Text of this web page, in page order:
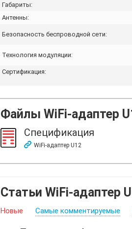
Габариты:
Антенны:
Безопасность беспроводной сети:
Технология модуляции:
Сертификация:
Файлы WiFi-адаптер
Спецификация
WiFi-адаптер U12
Статьи WiFi-адаптер
Новые Самые комментируемые